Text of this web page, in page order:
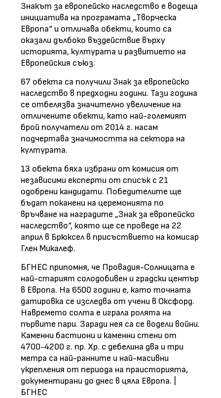
Знакът за европейско наследство е водеща
инициатива на програмата „Творческа
Европа“ и отличава обекти, които са
оказали дълбоко въздействие върху
историята, културата и развитието на
Европейския съюз.
67 обекта са получили Знак за европейско
наследство в предходни години. Тази година
се отбелязва значително увеличение на
отличените обекти, като най-големият
брой получатели от 2014 г. насам
подчертава значимостта на сектора на
културата.
13 обекта бяха избрани от комисия от
независими експерти от списък с 21
одобрени кандидати. Победителите ще
бъдат поканени на церемонията по
връчване на наградите „Знак за европейско
наследство“, която ще се проведе на 22
април в Брюксел в присъствието на комисар
Глен Микалеф.
БГНЕС припомня, че Провадия-Солницата е
най-старият солодобивен и градски център
в Европа. На 6500 години е, като точната
датировка се изследва от учени в Оксфорд.
Навремето солта е играла ролята на
първите пари. Заради нея са се водели войни.
Каменни бастиони и каменни стени от
4700-4200 г. пр. Хр. с дебелина два и три
метра са най-ранните и най-масивни
укрепления от периода на праисторията,
документирани до днес в цяла Европа. |
БГНЕС